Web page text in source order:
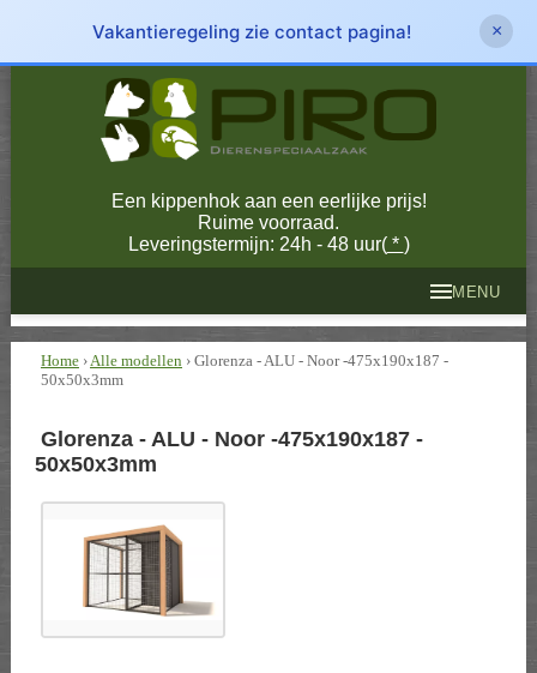
Vakantieregeling zie contact pagina! ×
Een kippenhok aan een eerlijke prijs!
Ruime voorraad.
Leveringstermijn: 24h - 48 uur(* )
MENU
Home ›Alle modellen › Glorenza - ALU - Noor -475x190x187 -
50x50x3mm
Glorenza - ALU - Noor -475x190x187 -
50x50x3mm